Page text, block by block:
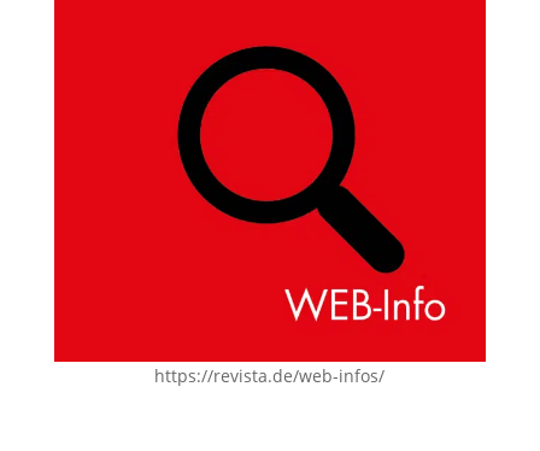
https://revista.de/web-infos/